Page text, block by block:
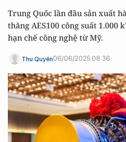
Trung Quốc lần đầu sản xuất
thăng AES100 công suất 1.000
hạn chế công nghệ từ Mỹ.
Thu Quyên06/06/2025 08:36